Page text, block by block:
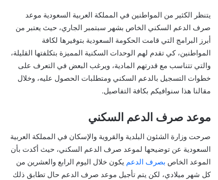
يتنظر الكثير من المواطنين في المملكة العربية السعودية موعد
صرف الدعم السكني الخاص بشهر سبتمبر الجاري، حيث يعتبر من
أبرز البرامج التي قامت الحكومة السعودية بتوفيرها لكافة
المواطنين، كي تقدم لهم الوحدات السكنية المميزة بتكلفتها القليلة،
والتي تتناسب مع قدرتهم المادية، ويرغب البعض في التعرف على
خطوات التسجيل بالدعم السكني ومتطلبات الحصول عليه، وخلال
مقالنا هذا سنوافيكم بكافة التفاصيل.
موعد صرف الدعم السكني
صرحت وزارة الشئون البلدية والقروية والإسكان في المملكة العربية
السعودية عن توضيحها لموعد صرف الدعم السكني، حيث أكدت بأن
الموعد الخاص بصرف الدعم يكون خلال اليوم الرابع والعشرين من
كل شهر ميلادي، لكن يتم تأجيل موعد صرف الدعم حال تطابق ذلك